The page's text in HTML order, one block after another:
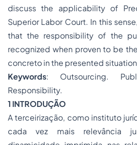
discuss the applicability of
Superior Labor Court. In this
that the responsibility of the
recognized when proven to be
concretoin the presented
Keywords: Outsourcing.
Responsibility.
1 INTRODUÇÃO
A terceirização, como instituto
cada vez mais relevância